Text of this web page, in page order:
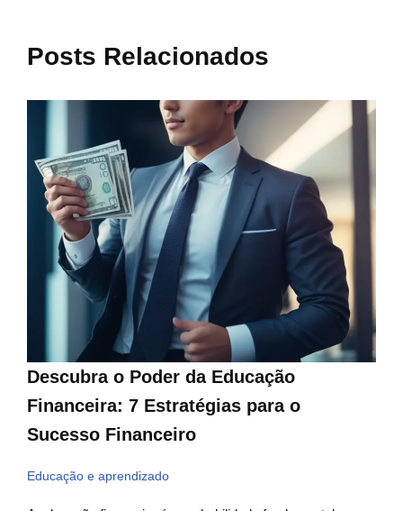
Posts Relacionados
Descubra o Poder da Educação
Financeira: 7 Estratégias para o
Sucesso Financeiro
Educação e aprendizado